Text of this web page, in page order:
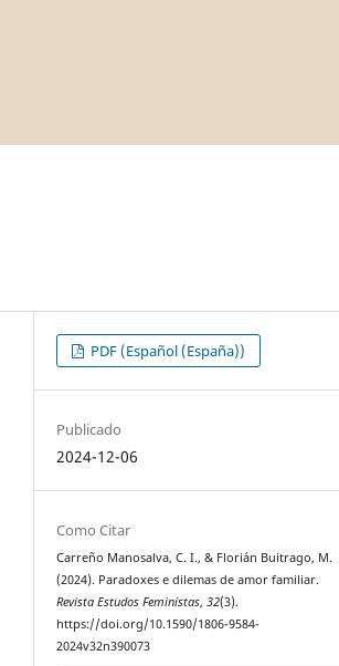
PDF (Español (España))
Publicado
2024-12-06
Como Citar
Carreño Manosalva, C. I., & Florián Buitrago, M.
(2024). Paradoxes e dilemas de amor familiar.
Revista Estudos Feministas,32(3).
https://doi.org/10.1590/1806-9584-
2024v32n390073